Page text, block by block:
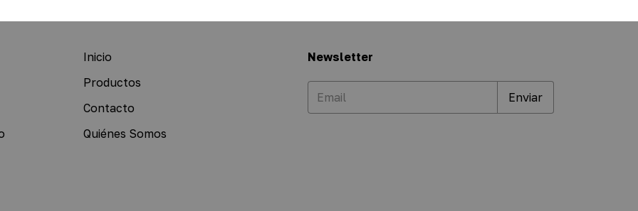
Inicio
Productos
Contacto
Quiénes Somos
Newsletter